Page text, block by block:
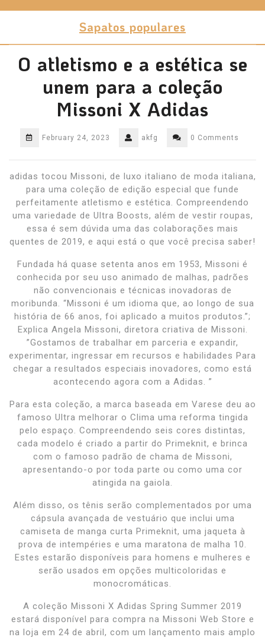
Sapatos populares
O atletismo e a estética se
unem para a coleção
Missoni X Adidas
February 24, 2023 akfg 0 Comments
adidas tocou Missoni, de luxo italiano de moda italiana,
para uma coleção de edição especial que funde
perfeitamente atletismo e estética. Compreendendo
uma variedade de Ultra Boosts, além de vestir roupas,
essa é sem dúvida uma das colaborações mais
quentes de 2019, e aqui está o que você precisa saber!
Fundada há quase setenta anos em 1953, Missoni é
conhecida por seu uso animado de malhas, padrões
não convencionais e técnicas inovadoras de
moribunda. “Missoni é um idioma que, ao longo de sua
história de 66 anos, foi aplicado a muitos produtos.”;
Explica Angela Missoni, diretora criativa de Missoni.
”Gostamos de trabalhar em parceria e expandir,
experimentar, ingressar em recursos e habilidades Para
chegar a resultados especiais inovadores, como está
acontecendo agora com a Adidas. ”
Para esta coleção, a marca baseada em Varese deu ao
famoso Ultra melhorar o Clima uma reforma tingida
pelo espaço. Compreendendo seis cores distintas,
cada modelo é criado a partir do Primeknit, e brinca
com o famoso padrão de chama de Missoni,
apresentando-o por toda parte ou como uma cor
atingida na gaiola.
Além disso, os tênis serão complementados por uma
cápsula avançada de vestuário que inclui uma
camiseta de manga curta Primeknit, uma jaqueta à
prova de intempéries e uma maratona de malha 10.
Estes estarão disponíveis para homens e mulheres e
serão usados ​​em opções multicoloridas e
monocromáticas.
A coleção Missoni X Adidas Spring Summer 2019
estará disponível para compra na Missoni Web Store e
na loja em 24 de abril, com um lançamento mais amplo